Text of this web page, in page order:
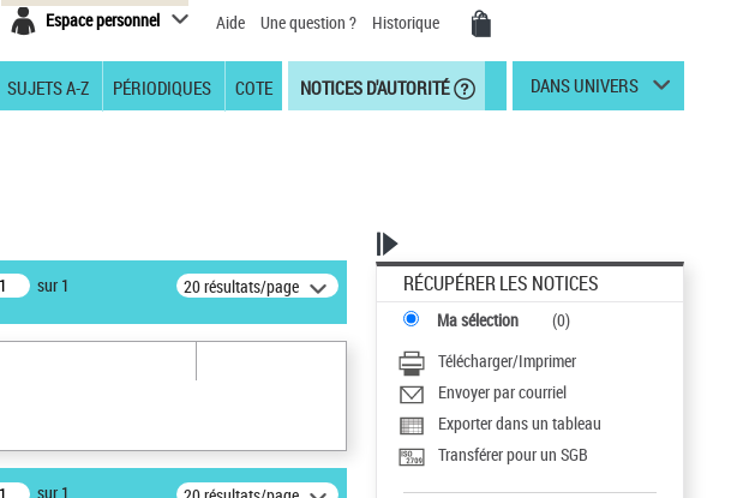
Espace personnel Aide Une question ? Historique
SUJETS A-Z PÉRIODIQUES COTE NOTICES D'AUTORITÉ DANS UNIVERS
sur 1 20 résultats/page
sur 1
RÉCUPÉRER LES NOTICES
Ma sélection (0)
Télécharger/Imprimer
Envoyer par courriel
Exporter dans un tableau
Transférer pour un SGB